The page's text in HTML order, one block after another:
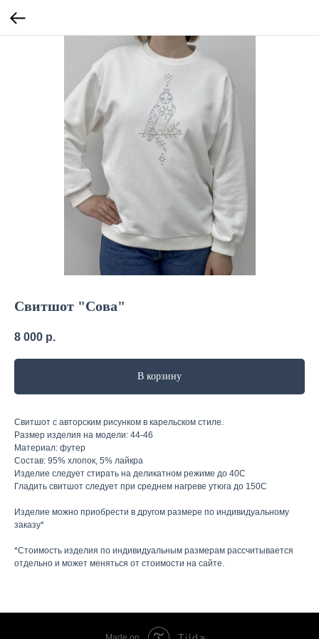
Свитшот "Сова"
8 000 р.
В корзину
Свитшот с авторским рисунком в карельском стиле.
Размер изделия на модели: 44-46
Материал: футер
Состав: 95% хлопок, 5% лайкра
Изделие следует стирать на деликатном режиме до 40С
Гладить свитшот следует при среднем нагреве утюга до 150С
Изделие можно приобрести в другом размере по индивидуальному
заказу*
*Стоимость изделия по индивидуальным размерам рассчитывается
отдельно и может меняться от стоимости на сайте.